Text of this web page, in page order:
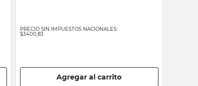
PRECIO SIN IMPUESTOS NACIONALES:
$3400,83
Agregar al carrito